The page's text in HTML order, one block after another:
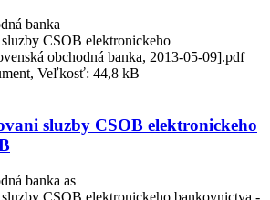
banka
CSOB elektronickeho
obchodná banka, 2013-05-09].pdf
Veľkosť: 44,8 kB
sluzby CSOB elektronickeho
banka as
CSOB elektronickeho bankovnictva -